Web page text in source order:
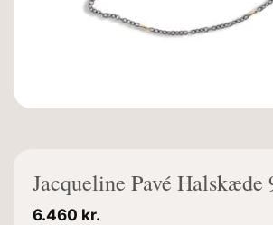
Jacqueline Pavé Halskæde
6.460 kr.